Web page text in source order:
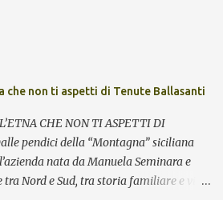
- sale quindi a 7,63 milioni di
dei 7,69 milioni dello scorso anno.
nuova annata, la 2021 protagonista
che entrerà in c...
che non ti aspetti di Tenute Ballasanti
CHE NON TI ASPETTI DI
pendici della “Montagna” siciliana
nata da Manuela Seminara e
tra Nord e Sud, tra storia familiare e vita